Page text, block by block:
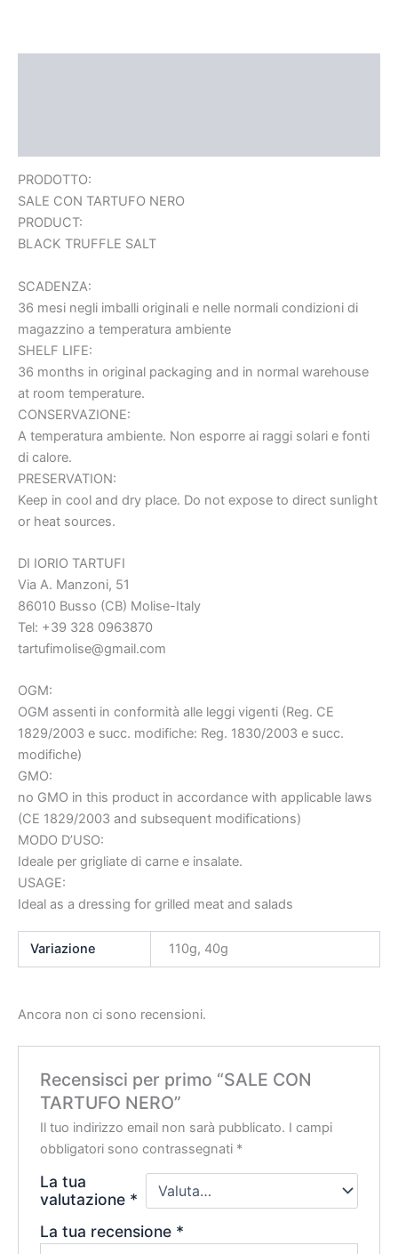
PRODOTTO:
SALE CON TARTUFO NERO
PRODUCT:
BLACK TRUFFLE SALT
SCADENZA:
36 mesi negli imballi originali e nelle normali condizioni di
magazzino a temperatura ambiente
SHELF LIFE:
36 months in original packaging and in normal warehouse
at room temperature.
CONSERVAZIONE:
A temperatura ambiente. Non esporre ai raggi solari e fonti
di calore.
PRESERVATION:
Keep in cool and dry place. Do not expose to direct sunlight
or heat sources.
DI IORIO TARTUFI
Via A. Manzoni, 51
86010 Busso (CB) Molise-Italy
Tel: +39 328 0963870
tartufimolise@gmail.com
OGM:
OGM assenti in conformità alle leggi vigenti (Reg. CE
1829/2003 e succ. modifiche: Reg. 1830/2003 e succ.
modifiche)
GMO:
no GMO in this product in accordance with applicable laws
(CE 1829/2003 and subsequent modifications)
MODO D’USO:
Ideale per grigliate di carne e insalate.
USAGE:
Ideal as a dressing for grilled meat and salads
Variazione 110g, 40g
Ancora non ci sono recensioni.
Recensisci per primo “SALE CON
TARTUFO NERO”
Il tuo indirizzo email non sarà pubblicato. I campi
obbligatori sono contrassegnati *
La tua
valutazione *
La tua recensione *